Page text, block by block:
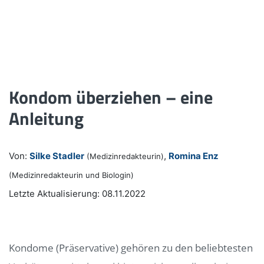
Kondom überziehen – eine
Anleitung
Von: Silke Stadler (Medizinredakteurin), Romina Enz
(Medizinredakteurin und Biologin)
Letzte Aktualisierung: 08.11.2022
Kondome (Präservative) gehören zu den beliebtesten